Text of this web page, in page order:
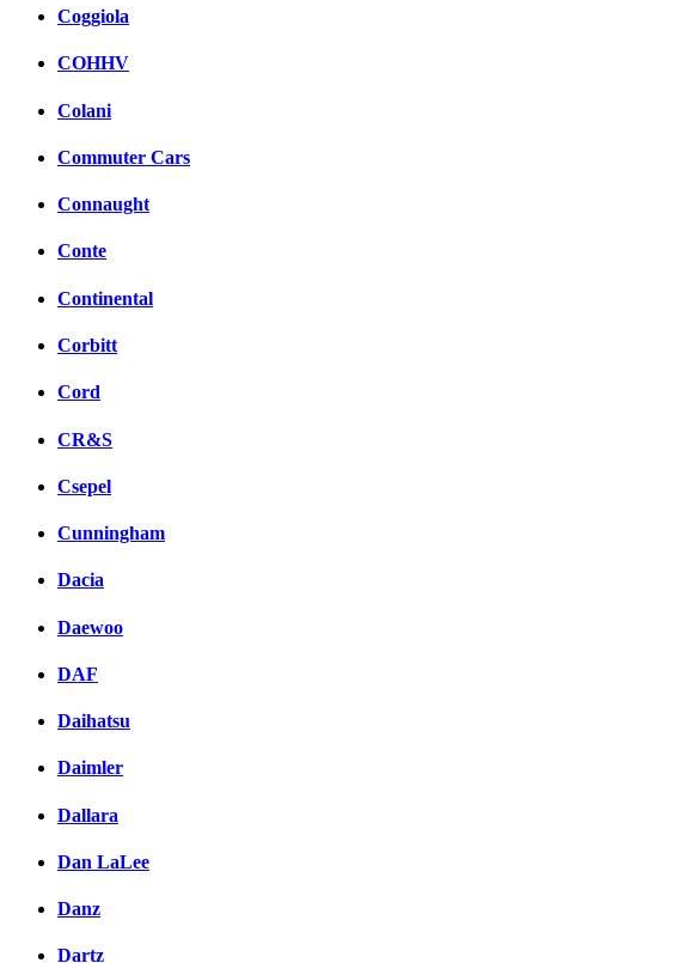
Coggiola
COHHV
Colani
Commuter Cars
Connaught
Conte
Continental
Corbitt
Cord
CR&S
Csepel
Cunningham
Dacia
Daewoo
DAF
Daihatsu
Daimler
Dallara
Dan LaLee
Danz
Dartz